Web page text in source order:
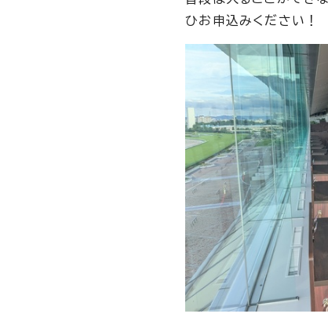
ひお申込みください！